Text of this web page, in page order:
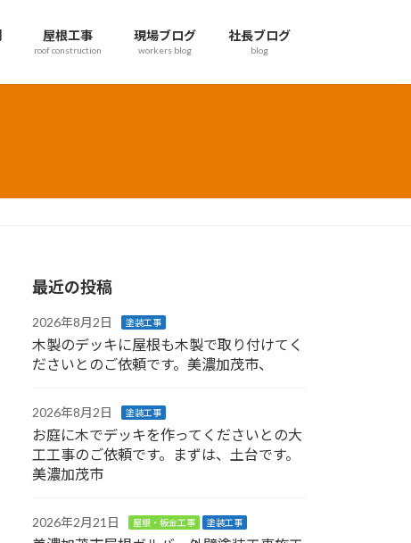
屋根工事
roof construction
現場ブログ
workers blog
社長ブログ
blog
最近の投稿
2026年8月2日 塗装工事
木製のデッキに屋根も木製で取り付けてく
ださいとのご依頼です。美濃加茂市、
2026年8月2日 塗装工事
お庭に木でデッキを作ってくださいとの大
工工事のご依頼です。まずは、土台です。
美濃加茂市
2026年2月21日 屋根・板金工事 塗装工事